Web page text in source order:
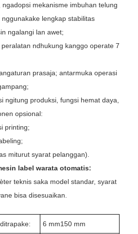
mekanisme imbuhan telung
lengkap stabilitas
ngalangi lan awet;
ndhukung kanggo operate 7
prasaja; antarmuka operasi
ngitung produksi, fungsi hemat daya,
opsional:
printing;
miturut syarat pelanggan).
label warata otomatis:
teknis saka model standar, syarat
bisa disesuaikan.
6 mm150 mm